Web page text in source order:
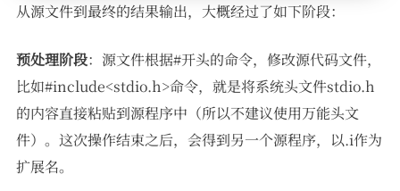
从源文件到最终的结果输出，大概经过了如下阶段：
预处理阶段：源文件根据#开头的命令，修改源代码文件，
比如#include<stdio.h>命令，就是将系统头文件stdio.h
的内容直接粘贴到源程序中（所以不建议使用万能头文
件）。这次操作结束之后，会得到另一个源程序，以.i作为
扩展名。